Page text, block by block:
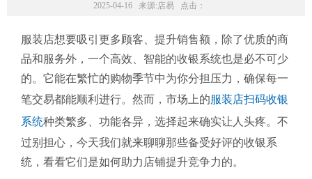
2025-04-16 来源:店易 点击：
服装店想要吸引更多顾客、提升销售额，除了优质的商
品和服务外，一个高效、智能的收银系统也是必不可少
的。它能在繁忙的购物季节中为你分担压力，确保每一
笔交易都能顺利进行。然而，市场上的服装店扫码收银
系统种类繁多、功能各异，选择起来确实让人头疼。不
过别担心，今天我们就来聊聊那些备受好评的收银系
统，看看它们是如何助力店铺提升竞争力的。